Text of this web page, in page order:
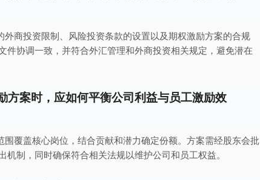
商投资限制、风险投资条款的设置以及期权激励方案的合规
件协调一致，并符合外汇管理和外商投资相关规定，避免潜在
方案时，应如何平衡公司利益与员工激励效
覆盖核心岗位，结合贡献和潜力确定份额。方案需经股东会批
制，同时确保符合相关法规以维护公司和员工权益。